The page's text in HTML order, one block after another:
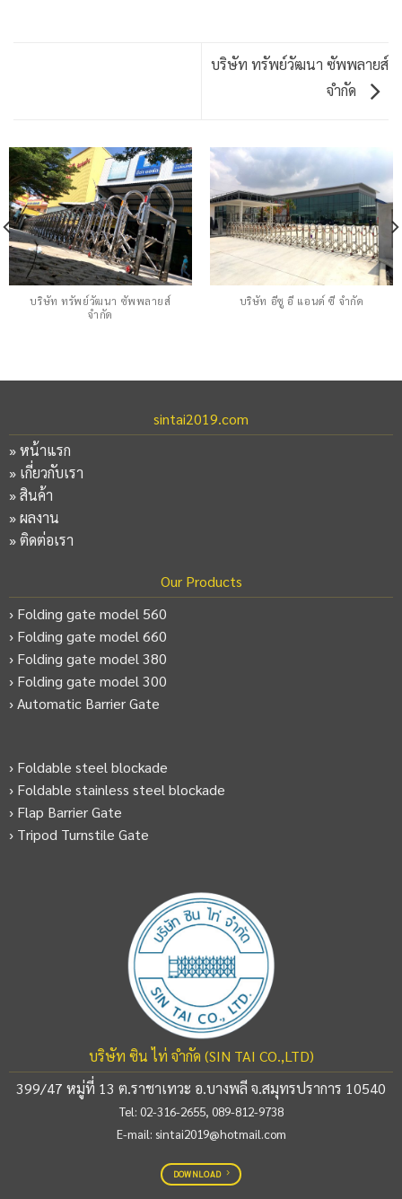
บริษัท ทรัพย์วัฒนา ซัพพลายส์
จำกัด
บริษัท ทรัพย์วัฒนา ซัพพลายส์
จำกัด
บริษัท อีซู อี แอนด์ ซี จำกัด
sintai2019.com
»หน้าแรก
» เกี่ยวกับเรา
»สินค้า
»ผลงาน
»ติดต่อเรา
Our Products
› Folding gate model 560
› Folding gate model 660
› Folding gate model 380
› Folding gate model 300
› Automatic Barrier Gate
› Foldable steel blockade
› Foldable stainless steel blockade
› Flap Barrier Gate
› Tripod Turnstile Gate
บริษัท ซิน ไท่ จำกัด (SIN TAI CO.,LTD)
399/47 หมู่ที่ 13 ต.ราชาเทวะ อ.บางพลี จ.สมุทรปราการ 10540
Tel: 02-316-2655, 089-812-9738
E-mail: sintai2019@hotmail.com
DOWNLOAD